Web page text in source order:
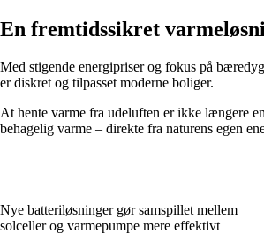
En fremtidssikret
Med stigende energipriser og fokus på
er diskret og tilpasset moderne boliger.
At hente varme fra udeluften er ikke længere
behagelig varme – direkte fra naturens egen
Nye batteriløsninger gør samspillet mellem
solceller og varmepumpe mere effektivt